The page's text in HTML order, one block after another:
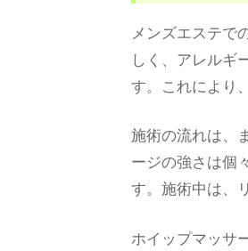
メンズエステで
しく、アレルギ
す。これにより
施術の流れは、
ージの強さは個
す。施術中は、
ホイップマッサ